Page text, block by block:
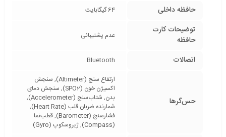
حافظه داخلی 64 گیگابایت
توضیحات کارت
حافظه
عدم پشتیبانی
اتصالات Bluetooth
حس‌گرها
ارتفاع سنج (Altimeter), سنجش
اکسیژن خون (SPO2), سنجش دمای
بدن, شتاب‌سنج (Accelerometer),
شمارنده ضربان قلب (Heart Rate),
فشارسنج (Barometer), قطب‌نما
(Compass), ژیروسکوپ (Gyro)